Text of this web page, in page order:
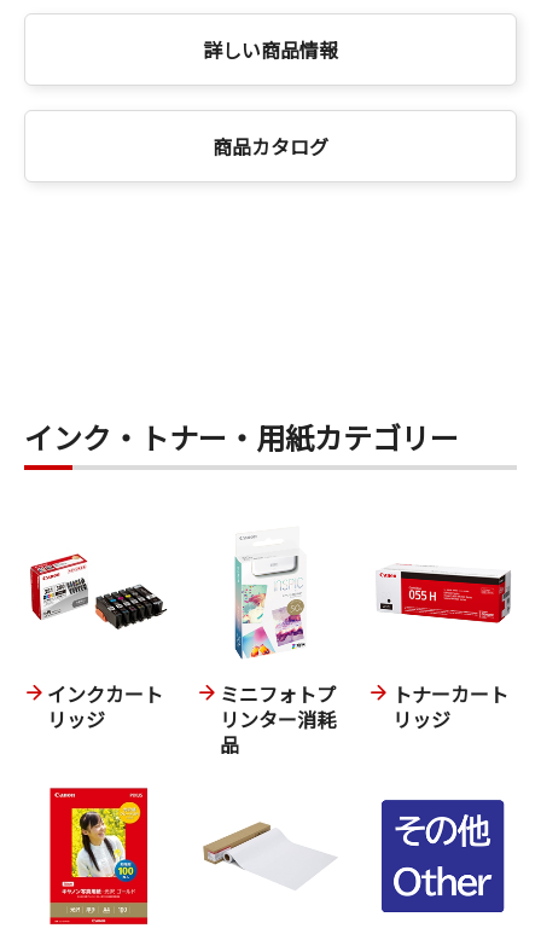
詳しい商品情報
商品カタログ
インク・トナー・用紙カテゴリー
インクカート
リッジ
ミニフォトプ
リンター消耗
品
トナーカート
リッジ